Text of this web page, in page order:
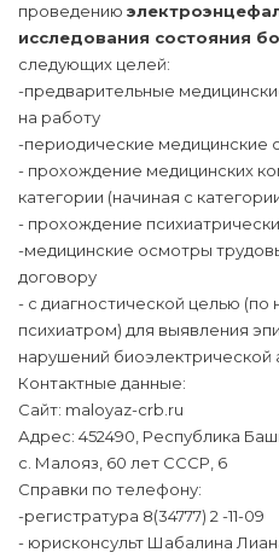
проведению
исследования состояния
следующих целей:
-предварительные
на работу
-периодические медицинские
- прохождение медицинских
категории (начиная с
- прохождение
-медицинские осмотры
договору
- с диагностической целью
психиатром) для выявления
нарушений биоэлектрической
Контактные данные:
Сайт: maloyaz-crb.ru
Адрес: 452490, Республика
с. Малояз, 60 лет СССР, 6
Справки по телефону:
-регистратура 8(34777) 2 -11-09
- юрисконсульт Шабалина